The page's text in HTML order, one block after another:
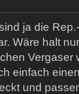
ja die
Wäre halt
Vergaser
einfach
und